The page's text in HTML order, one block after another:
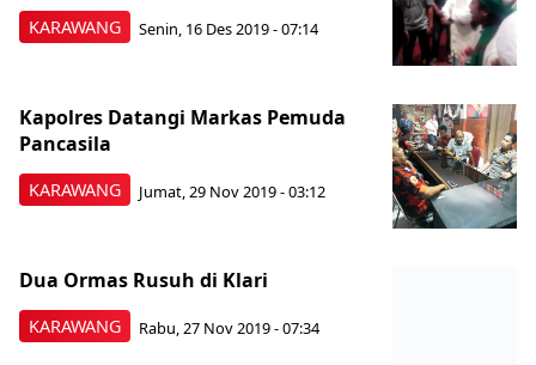
KARAWANG Senin, 16 Des 2019 - 07:14
KARAWANG
Kapolres Datangi Markas Pemuda
Pancasila
Jumat, 29 Nov 2019 - 03:12
KARAWANG
Dua Ormas Rusuh di Klari
Rabu, 27 Nov 2019 - 07:34